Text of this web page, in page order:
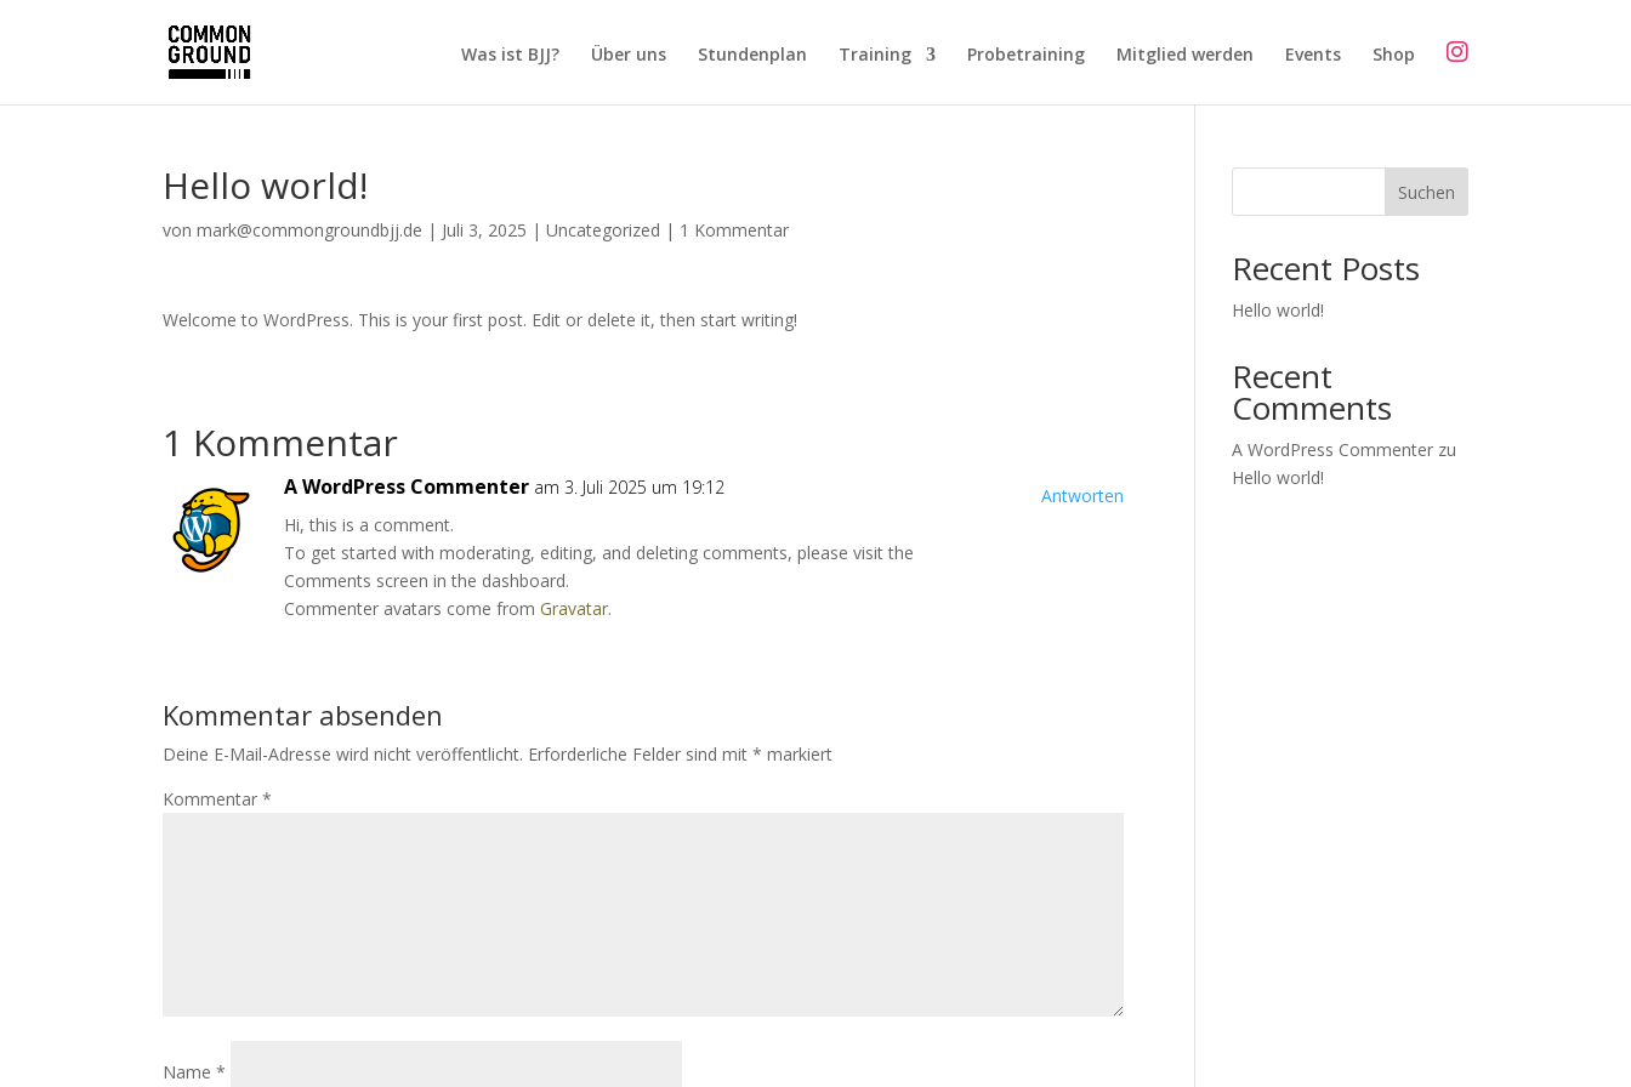
Was ist BJJ? Über uns Stundenplan Training Probetraining Mitglied werden Events Shop
Hello world!
vonmark@commongroundbjj.de | Juli 3, 2025 |Uncategorized | 1 Kommentar
Welcome to WordPress. This is your first post. Edit or delete it, then start writing!
1 Kommentar
A WordPress Commenter am 3. Juli 2025 um 19:12
Hi, this is a comment.
To get started with moderating, editing, and deleting comments, please visit the
Comments screen in the dashboard.
Commenter avatars come fromGravatar.
Antworten
Kommentar absenden
Deine E-Mail-Adresse wird nicht veröffentlicht. Erforderliche Felder sind mit* markiert
Kommentar*
Name*
Suchen
Recent Posts
Hello world!
Recent
Comments
A WordPress Commenter zu
Hello world!